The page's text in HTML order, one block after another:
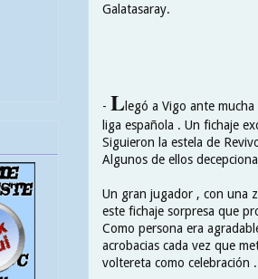
Galatasaray.
- Llegó a Vigo ante
liga española . Un fichaje
Siguieron la estela de
Algunos de ellos
Un gran jugador , con una
este fichaje sorpresa que
Como persona era
acrobacias cada vez que
voltereta como celebración .